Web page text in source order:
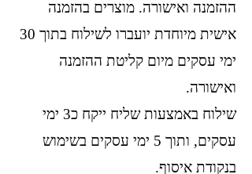
ההזמנה ואישורה. מוצרים בהזמנה
אישית מיוחדת יועברו לשילוח בתוך 30
ימי עסקים מיום קליטת ההזמנה
ואישורה.
שילוח באמצעות שליח ייקח כ3 ימי
עסקים, ותוך 5 ימי עסקים בשימוש
בנקודת איסוף.